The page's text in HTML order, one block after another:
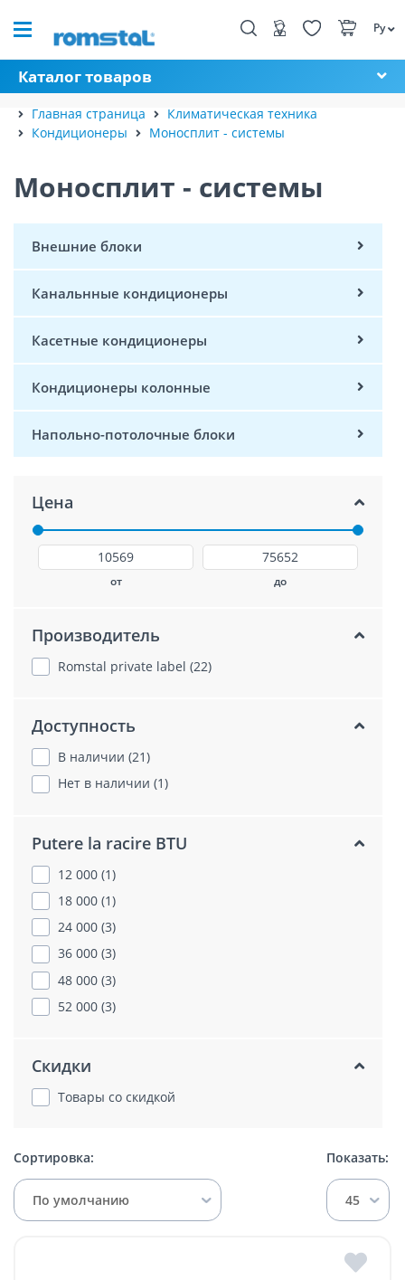
Ру
Каталог товаров
Главная страница
Климатическая техника
Кондиционеры
Моносплит - системы
Моносплит - системы
Внешние блоки
Канальнные кондиционеры
Касетные кондиционеры
Кондиционеры колонные
Напольно-потолочные блоки
Цена
от до
Производитель
Romstal private label (22)
Доступность
В наличии (21)
Нет в наличии (1)
Putere la racire BTU
12 000 (1)
18 000 (1)
24 000 (3)
36 000 (3)
48 000 (3)
52 000 (3)
Скидки
Товары со скидкой
Сортировка:
По умолчанию
Показать:
45